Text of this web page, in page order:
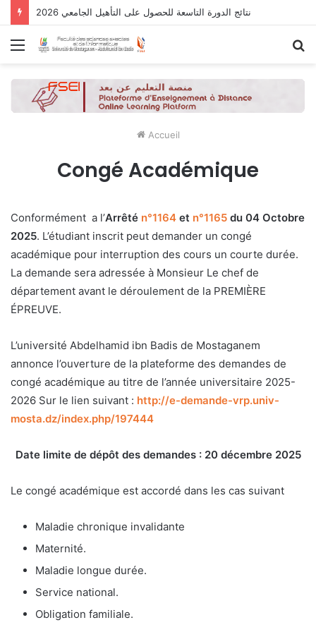
نتائج الدورة التاسعة للحصول على التأهيل الجامعي 2026
Menu
Accueil
Congé Académique
Conformément a l’Arrêté n°1164 et n°1165 du 04 Octobre
2025. L’étudiant inscrit peut demander un congé
académique pour interruption des cours un courte durée.
La demande sera adressée à Monsieur Le chef de
département avant le déroulement de la PREMIÈRE
ÉPREUVE.
L’université Abdelhamid ibn Badis de Mostaganem
annonce l’ouverture de la plateforme des demandes de
congé académique au titre de l’année universitaire 2025-
2026 Sur le lien suivant : http://e-demande-vrp.univ-
mosta.dz/index.php/197444
Date limite de dépôt des demandes : 20 décembre 2025
Le congé académique est accordé dans les cas suivant
Maladie chronique invalidante
Maternité.
Maladie longue durée.
Service national.
Obligation familiale.